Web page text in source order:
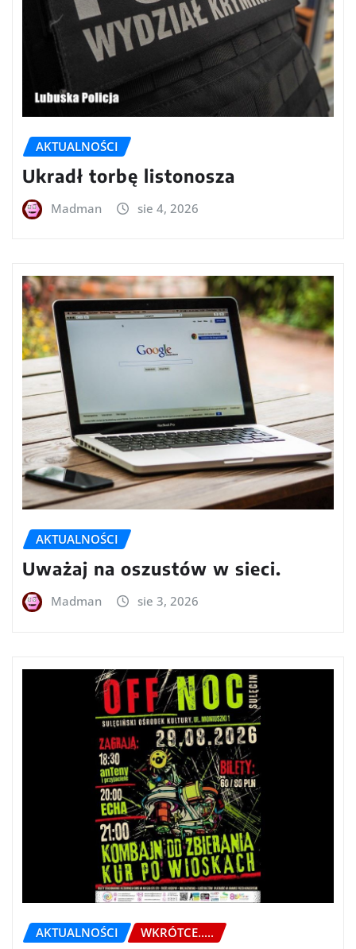
AKTUALNOŚCI
Ukradł torbę listonosza
Madman sie 4, 2026
AKTUALNOŚCI
Uważaj na oszustów w sieci.
Madman sie 3, 2026
AKTUALNOŚCI WKRÓTCE.....